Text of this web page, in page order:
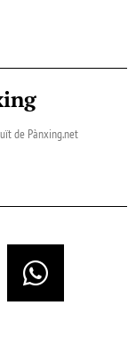
de Pànxing.net​